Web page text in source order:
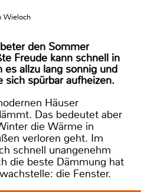
Wieloch
den Sommer
Freude kann schnell in
allzu lang sonnig und
spürbar aufheizen.
Häuser
Das bedeutet aber
die Wärme in
verloren geht. Im
schnell unangenehm
die beste Dämmung hat
die Fenster.